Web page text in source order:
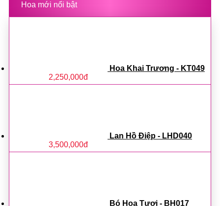
Hoa mới nổi bật
Hoa Khai Trương - KT049
2,250,000đ
Lan Hồ Điệp - LHD040
3,500,000đ
Bó Hoa Tươi - BH017